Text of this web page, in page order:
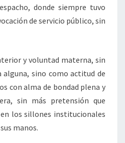
donde siempre tuvo
de servicio público, sin
y voluntad materna, sin
alguna, sino como actitud de
con alma de bondad plena y
sin más pretensión que
los sillones institucionales
manos.